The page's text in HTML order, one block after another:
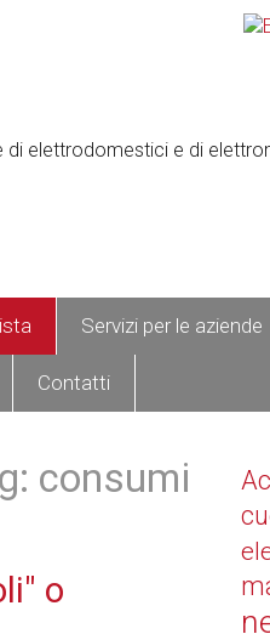
Servizi per le aziende
Contatti
consumi
o